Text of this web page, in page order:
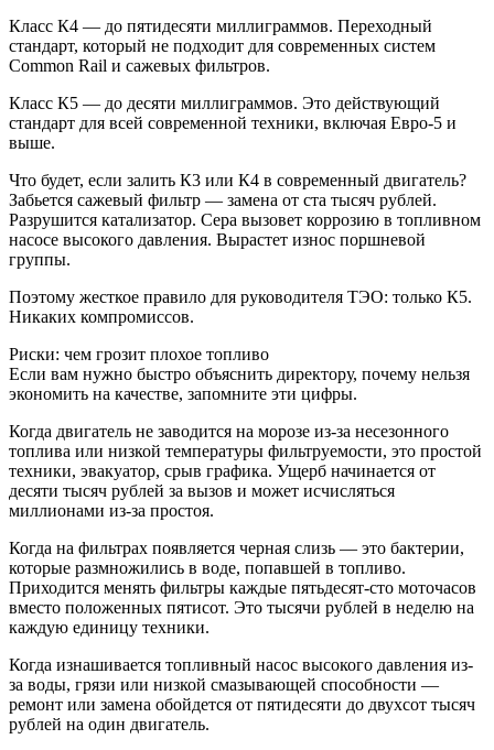
Класс К4 — до пятидесяти миллиграммов. Переходный
стандарт, который не подходит для современных систем
Common Rail и сажевых фильтров.
Класс К5 — до десяти миллиграммов. Это действующий
стандарт для всей современной техники, включая Евро-5 и
выше.
Что будет, если залить К3 или К4 в современный двигатель?
Забьется сажевый фильтр — замена от ста тысяч рублей.
Разрушится катализатор. Сера вызовет коррозию в топливном
насосе высокого давления. Вырастет износ поршневой
группы.
Поэтому жесткое правило для руководителя ТЭО: только К5.
Никаких компромиссов.
Риски: чем грозит плохое топливо
Если вам нужно быстро объяснить директору, почему нельзя
экономить на качестве, запомните эти цифры.
Когда двигатель не заводится на морозе из-за несезонного
топлива или низкой температуры фильтруемости, это простой
техники, эвакуатор, срыв графика. Ущерб начинается от
десяти тысяч рублей за вызов и может исчисляться
миллионами из-за простоя.
Когда на фильтрах появляется черная слизь — это бактерии,
которые размножились в воде, попавшей в топливо.
Приходится менять фильтры каждые пятьдесят-сто моточасов
вместо положенных пятисот. Это тысячи рублей в неделю на
каждую единицу техники.
Когда изнашивается топливный насос высокого давления из-
за воды, грязи или низкой смазывающей способности —
ремонт или замена обойдется от пятидесяти до двухсот тысяч
рублей на один двигатель.